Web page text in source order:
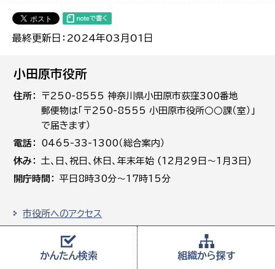
かんたん検索 組織から探す
最終更新日：2024年03月01日
小田原市役所
住所
〒250-8555 神奈川県小田原市荻窪300番地
郵便物は「〒250-8555 小田原市役所○○課（室）」
で届きます）
電話
0465-33-1300（総合案内）
休み
土､日､祝日、休日、年末年始 (12月29日～1月3日)
開庁時間
平日8時30分～17時15分
市役所へのアクセス
お問い合わせ・市への提案
著作権・免責事項・プライバシーポリシー・リンクポリシーに